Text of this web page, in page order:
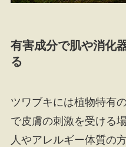
有害成分で肌や消化
る
ツワブキには植物特有
で皮膚の刺激を受ける
人やアレルギー体質の